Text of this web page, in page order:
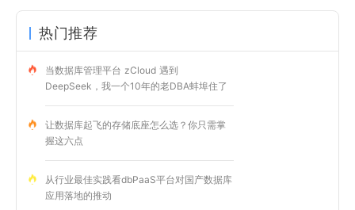
热门推荐
当数据库管理平台 zCloud 遇到
DeepSeek，我一个10年的老DBA蚌埠住了
让数据库起飞的存储底座怎么选？你只需掌
握这六点
从行业最佳实践看dbPaaS平台对国产数据库
应用落地的推动